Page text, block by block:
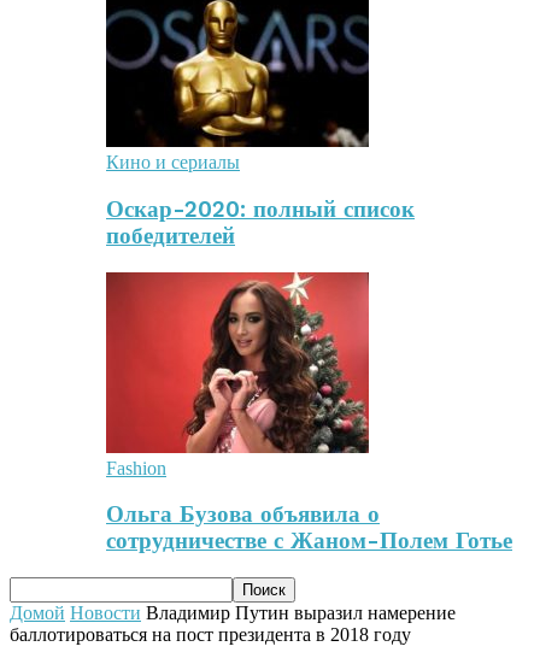
Кино и сериалы
Оскар-2020: полный список
победителей
Fashion
Ольга Бузова объявила о
сотрудничестве с Жаном-Полем Готье
Домой Новости Владимир Путин выразил намерение
баллотироваться на пост президента в 2018 году